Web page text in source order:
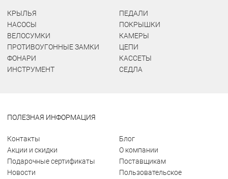
КРЫЛЬЯ
НАСОСЫ
ВЕЛОСУМКИ
ПРОТИВОУГОННЫЕ ЗАМКИ
ФОНАРИ
ИНСТРУМЕНТ
ПЕДАЛИ
ПОКРЫШКИ
КАМЕРЫ
ЦЕПИ
КАССЕТЫ
СЕДЛА
ПОЛЕЗНАЯ ИНФОРМАЦИЯ
Контакты
Акции и скидки
Подарочные сертификаты
Новости
Блог
О компании
Поставщикам
Пользовательское